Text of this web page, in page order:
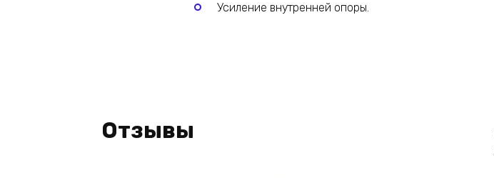
Усиление внутренней опоры.
Отзывы